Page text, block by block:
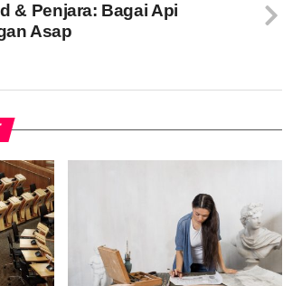
& Penjara: Bagai Api
Asap